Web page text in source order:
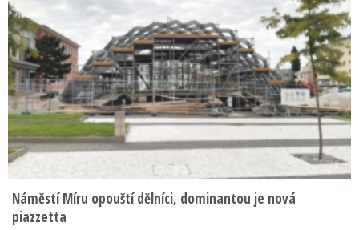
Náměstí Míru opouští dělníci, dominantou je nová
piazzetta